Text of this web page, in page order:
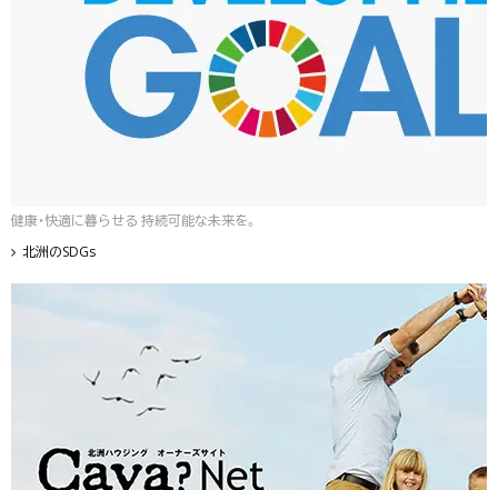
健康・快適に暮らせる 持続可能な未来を。
北洲のSDGs